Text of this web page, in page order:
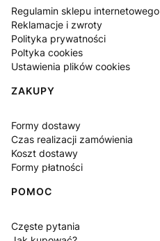
Regulamin sklepu internetowego
Reklamacje i zwroty
Polityka prywatności
Poltyka cookies
Ustawienia plików cookies
ZAKUPY
Formy dostawy
Czas realizacji zamówienia
Koszt dostawy
Formy płatności
POMOC
Częste pytania